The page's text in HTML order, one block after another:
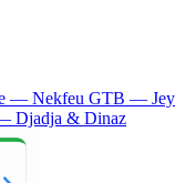
— Nekfeu GTB — Jey
Djadja & Dinaz